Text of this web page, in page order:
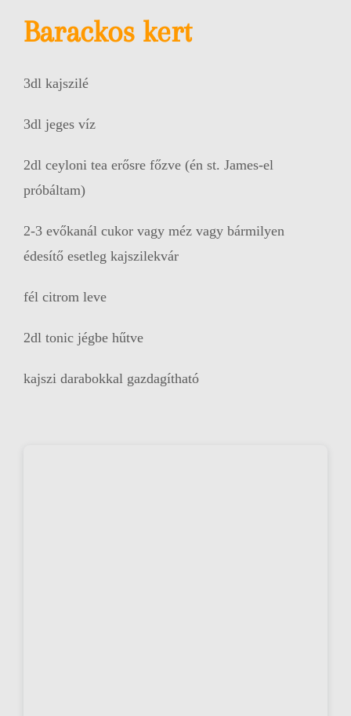
Barackos kert
3dl kajszilé
3dl jeges víz
2dl ceyloni tea erősre főzve (én st. James-el
próbáltam)
2-3 evőkanál cukor vagy méz vagy bármilyen
édesítő esetleg kajszilekvár
fél citrom leve
2dl tonic jégbe hűtve
kajszi darabokkal gazdagítható